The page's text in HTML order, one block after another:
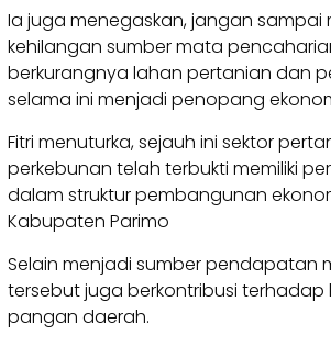
Ia juga menegaskan, jangan sampai
kehilangan sumber mata
berkurangnya lahan pertanian dan
selama ini menjadi penopang
Fitri menuturka, sejauh ini sektor
perkebunan telah terbukti memiliki
dalam struktur pembangunan
Kabupaten Parimo
Selain menjadi sumber pendapatan
tersebut juga berkontribusi terhadap
pangan daerah.